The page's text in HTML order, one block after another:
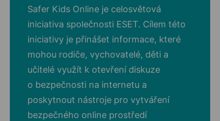
Safer Kids Online je celosvětová
iniciativa společnosti ESET. Cílem této
iniciativy je přinášet informace, které
mohou rodiče, vychovatelé, děti a
učitelé využít k otevření diskuze
o bezpečnosti na internetu a
poskytnout nástroje pro vytváření
bezpečného online prostředí